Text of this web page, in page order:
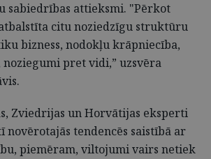
sabiedrības attieksmi. "Pērkot
citu noziedzīgu struktūru
bizness, nodokļu krāpniecība,
pret vidi,” uzsvēra
Zviedrijas un Horvātijas eksperti
novērotajās tendencēs saistībā ar
piemēram, viltojumi vairs netiek